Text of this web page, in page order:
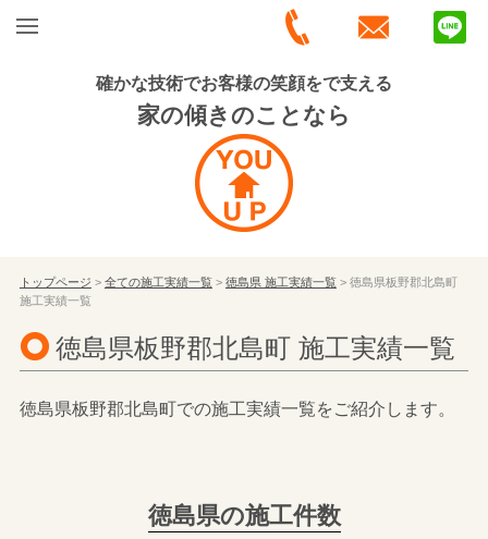
確かな技術でお客様の笑顔をで支える
家の傾きのことなら
トップページ > 全ての施工実績一覧> 徳島県 施工実績一覧> 徳島県板野郡北島町
施工実績一覧
徳島県板野郡北島町 施工実績一覧
徳島県板野郡北島町での施工実績一覧をご紹介します。
徳島県の施工件数